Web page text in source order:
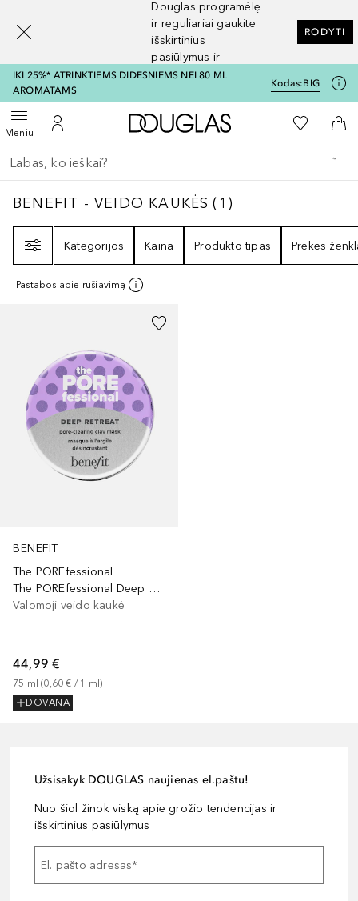
Douglas programėlę
ir reguliariai gaukite
išskirtinius
pasiūlymus ir
nuolaidas
RODYTI
IKI 25%* ATRINKTIEMS DIDESNIEMS NEI 80 ML
AROMATAMS
Kodas:BIG
MeniuAtidaryti meniuĮ mano paskyrą
Į Douglas pagrindinį
Į mano
Į
Grįžk atgal
Vykdykite paiešką
BENEFIT - VEIDO KAUKĖS 1
BENEFIT - VEIDO KAUKĖS ( 1 )
Kategorijos
Kaina Produkto tipas Prekės
Pastabos apie rūšiavimą
BENEFIT
The POREfessional
The POREfessional Deep Retreat Pore-Clearing Clay Mask
Valomoji veido kaukė
44,99 €
75 ml (0,60 € / 1 ml)
DOVANA
Užsisakyk DOUGLAS naujienas el.paštu!
Nuo šiol žinok viską apie grožio tendencijas ir
išskirtinius pasiūlymus
El. pašto adresas*
[navigation.slideout.screenreader]